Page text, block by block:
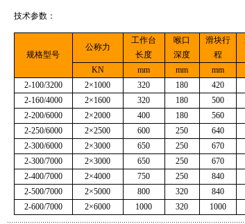
技术参数：
规格型号
公称力
工作台
长度
喉口
深度
滑块行
程
KN
mm mm mm
2-100/3200
2×1000 320 180 420
2-160/4000
2×1600 320 180 500
2-200/6000
2×2000 400 180 560
2-250/6000
2×2500 600 250 640
2-300/6000
2×3000 650 250 670
2-300/7000
2×3000 650 250 670
2-400/7000
2×4000 750 250 840
2-500/7000
2×5000 800 320 840
2-600/7000
2×6000 1000 320 1000